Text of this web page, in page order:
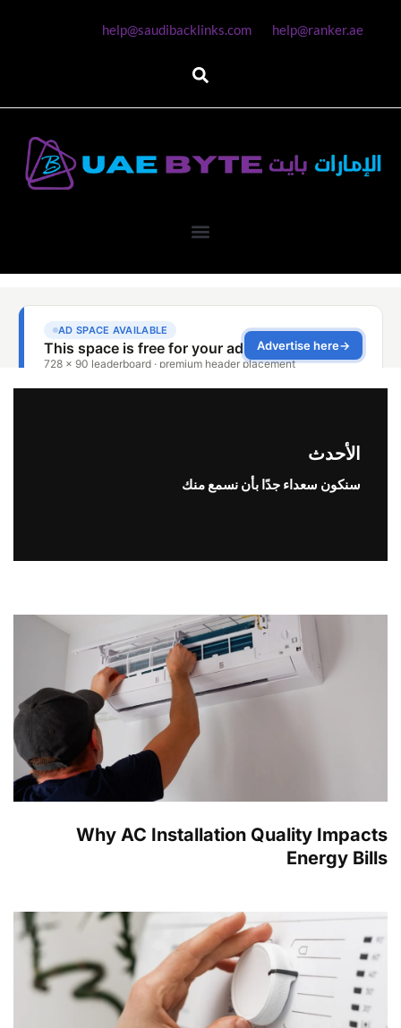
help@ranker.ae
help@saudibacklinks.com
الأحدث
سنكون سعداء جدًا بأن نسمع منك
Why AC Installation Quality Impacts
Energy Bills